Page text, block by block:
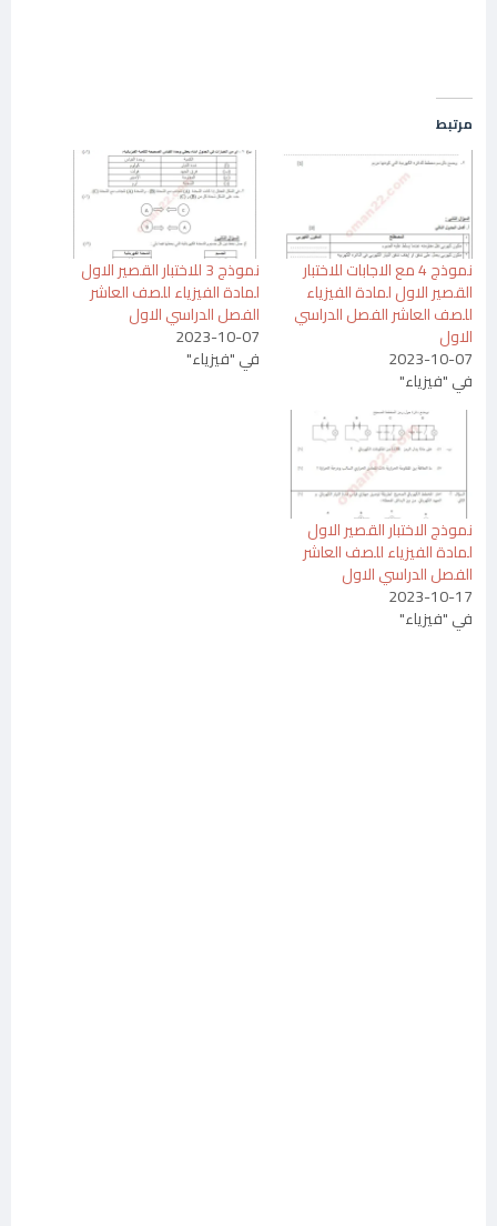
مرتبط
نموذج 4 مع الاجابات للاختبار
القصير الاول لمادة الفيزياء
للصف العاشر الفصل الدراسي
الاول
2023-10-07
في "فيزياء"
نموذج 3 للاختبار القصير الاول
لمادة الفيزياء للصف العاشر
الفصل الدراسي الاول
2023-10-07
في "فيزياء"
نموذج الاختبار القصير الاول
لمادة الفيزياء للصف العاشر
الفصل الدراسي الاول
2023-10-17
في "فيزياء"